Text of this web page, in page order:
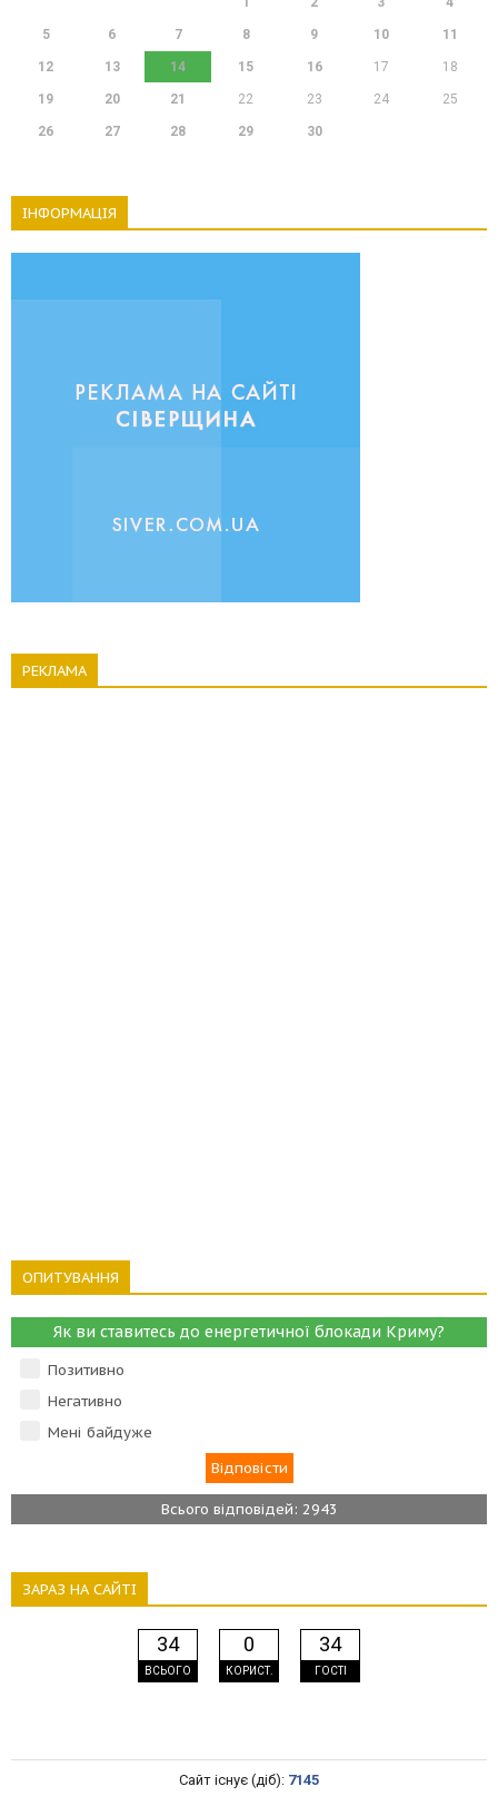
5 6 7 8 9 10 11
12 13 14 15 16 17 18
19 20 21 22 23 24 25
26 27 28 29 30
ІНФОРМАЦІЯ
РЕКЛАМА
ОПИТУВАННЯ
Як ви ставитесь до енергетичної блокади Криму?
Позитивно
Негативно
Мені байдуже
Всього відповідей: 2943
ЗАРАЗ НА САЙТІ
34
ВСЬОГО
0
КОРИСТ.
34
ГОСТІ
Сайт існує (діб): 7145